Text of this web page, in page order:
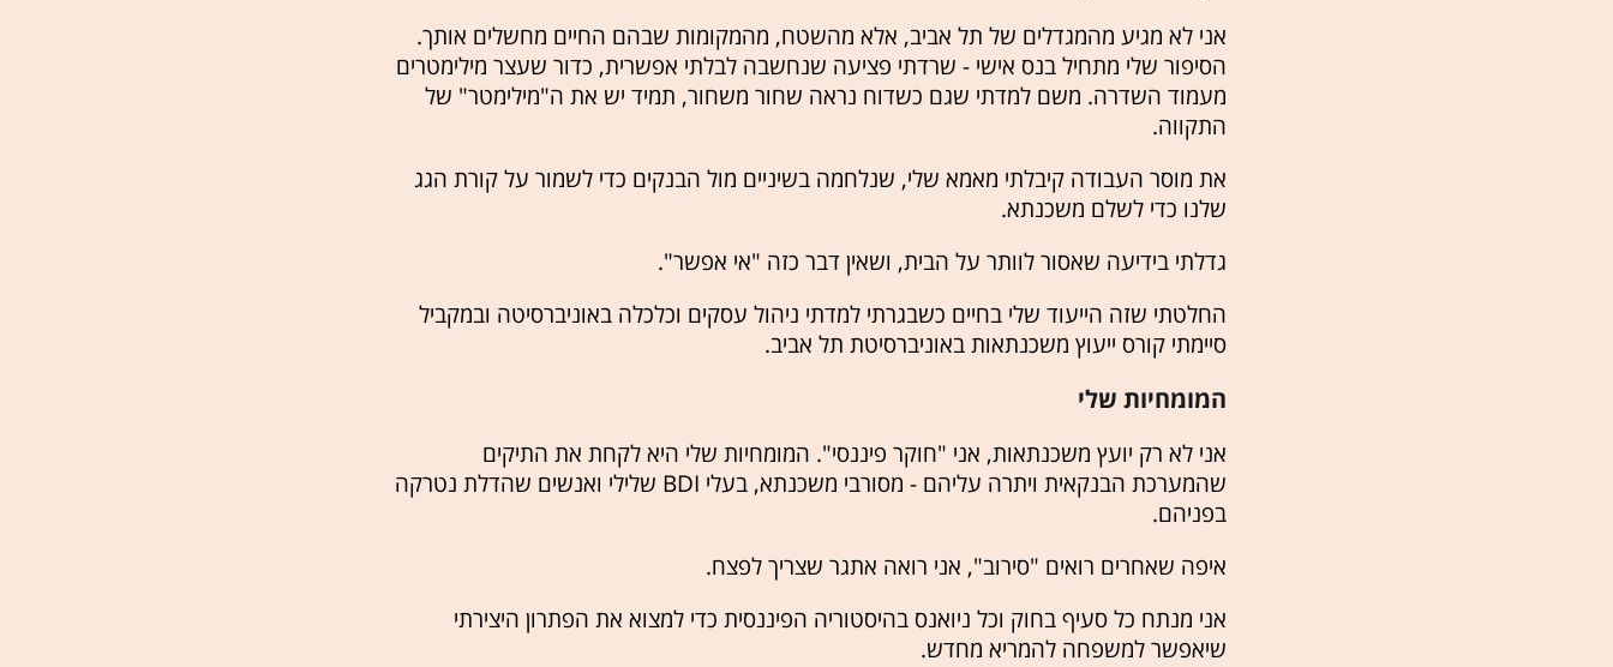
אני לא מגיע מהמגדלים של תל אביב, אלא מהשטח, מהמקומות שבהם החיים מחשלים אותך.
הסיפור שלי מתחיל בנס אישי - שרדתי פציעה שנחשבה לבלתי אפשרית, כדור שעצר מילימטרים
מעמוד השדרה. משם למדתי שגם כשדוח נראה שחור משחור, תמיד יש את ה"מילימטר" של
התקווה.
את מוסר העבודה קיבלתי מאמא שלי, שנלחמה בשיניים מול הבנקים כדי לשמור על קורת הגג
שלנו כדי לשלם משכנתא.
גדלתי בידיעה שאסור לוותר על הבית, ושאין דבר כזה "אי אפשר".
החלטתי שזה הייעוד שלי בחיים כשבגרתי למדתי ניהול עסקים וכלכלה באוניברסיטה ובמקביל
סיימתי קורס ייעוץ משכנתאות באוניברסיטת תל אביב.
המומחיות שלי
אני לא רק יועץ משכנתאות, אני "חוקר פיננסי". המומחיות שלי היא לקחת את התיקים
שהמערכת הבנקאית ויתרה עליהם - מסורבי משכנתא, בעלי BDI שלילי ואנשים שהדלת נטרקה
בפניהם.
איפה שאחרים רואים "סירוב", אני רואה אתגר שצריך לפצח.
אני מנתח כל סעיף בחוק וכל ניואנס בהיסטוריה הפיננסית כדי למצוא את הפתרון היצירתי
שיאפשר למשפחה להמריא מחדש.